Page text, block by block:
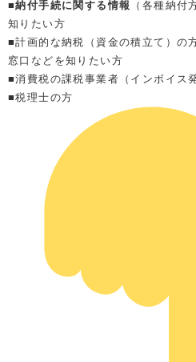
■納付手続に関する情報
（各種納付
知りたい方
■計画的な納税（資金の積立て）の
窓口などを知りたい方
■消費税の課税事業者（インボイス
■税理士の方